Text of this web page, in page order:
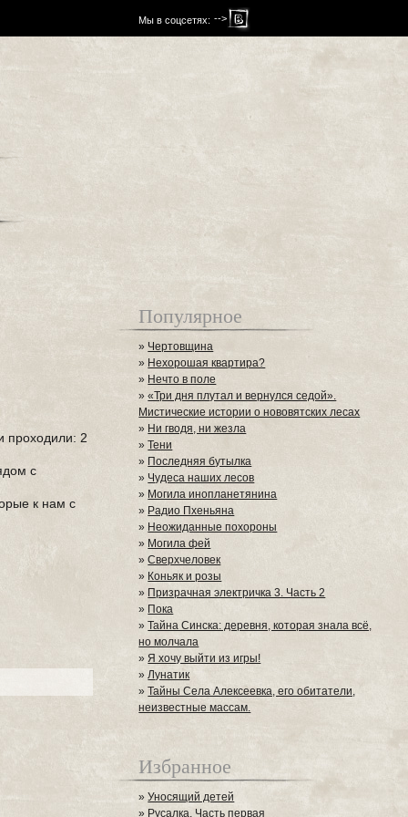
Мы в соцсетях: -->
проходили: 2
с
к нам с
Популярное
» Чертовщина
» Нехорошая квартира?
» Нечто в поле
»«Три дня плутал и вернулся седой».
Мистические истории о нововятских лесах
» Ни гводя, ни жезла
»Тени
» Последняя бутылка
» Чудеса наших лесов
» Могила инопланетянина
» Радио Пхеньяна
» Неожиданные похороны
» Могила фей
»Сверхчеловек
» Коньяк и розы
» Призрачная электричка 3. Часть 2
» Пока
»Тайна Синска: деревня, которая знала всё,
но молчала
»Я хочу выйти из игры!
»Лунатик
»Тайны Села Алексеевка, его обитатели,
неизвестные массам.
Избранное
»Уносящий детей
» Русалка. Часть первая